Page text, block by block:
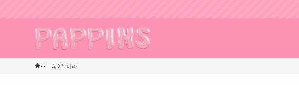
ホーム 누에라